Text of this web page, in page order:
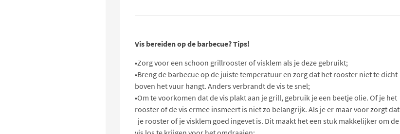
Vis bereiden op de barbecue? Tips!
•Zorg voor een schoon grillrooster of visklem als je deze gebruikt;
•Breng de barbecue op de juiste temperatuur en zorg dat het rooster niet te dicht
boven het vuur hangt. Anders verbrandt de vis te snel;
•Om te voorkomen dat de vis plakt aan je grill, gebruik je een beetje olie. Of je het
rooster of de vis ermee insmeert is niet zo belangrijk. Als je er maar voor zorgt dat
je rooster of je visklem goed ingevet is. Dit maakt het een stuk makkelijker om de